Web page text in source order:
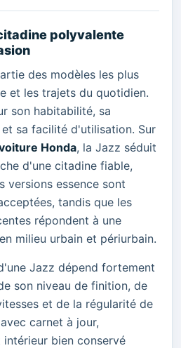
polyvalente
des modèles les plus
et les trajets du quotidien.
son habitabilité, sa
sa facilité d'utilisation. Sur
Honda, la Jazz séduit
d'une citadine fiable,
versions essence sont
tandis que les
répondent à une
milieu urbain et périurbain.
Jazz dépend fortement
son niveau de finition, de
et de la régularité de
carnet à jour,
bien conservé